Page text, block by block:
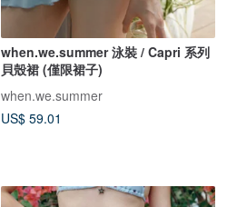
when.we.summer 泳裝 / Capri 系列
貝殼裙 (僅限裙子)
when.we.summer
US$ 59.01